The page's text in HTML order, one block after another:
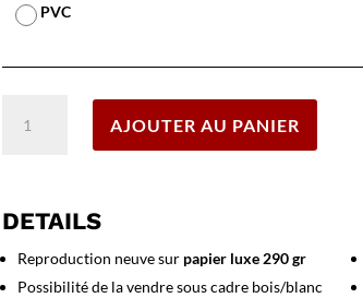
PVC
:
Paris-
Cancan
AJOUTER AU PANIER
DETAILS
Reproduction neuve sur papier luxe 290 gr
Possibilité de la vendre sous cadre bois/blanc